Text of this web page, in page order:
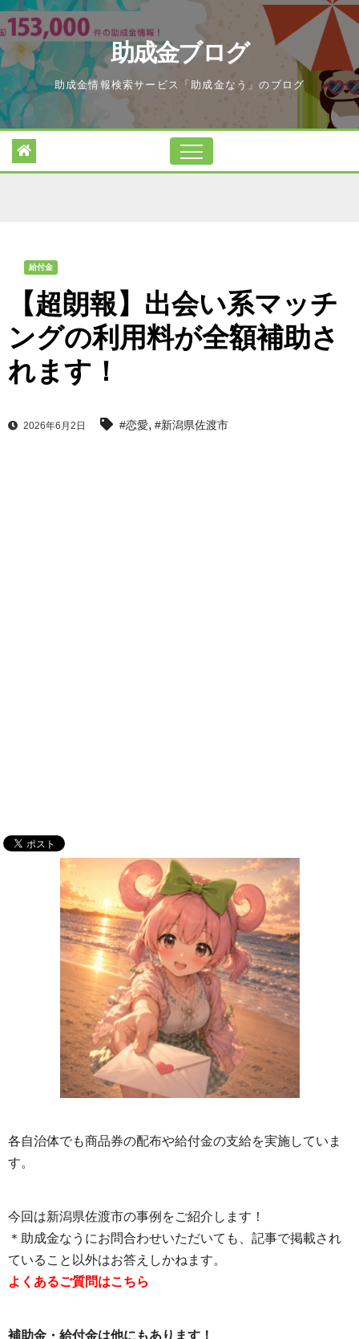
Skip
to
content
助成金ブログ
助成金情報検索サービス「助成金なう」のブログ
給付金
【超朗報】出会い系マッチ
ングの利用料が全額補助さ
れます！
2026年6月2日 #恋愛, #新潟県佐渡市
各自治体でも商品券の配布や給付金の支給を実施していま
す。
今回は新潟県佐渡市の事例をご紹介します！
＊助成金なうにお問合わせいただいても、記事で掲載され
ていること以外はお答えしかねます。
よくあるご質問はこちら
補助金・給付金は他にもあります！